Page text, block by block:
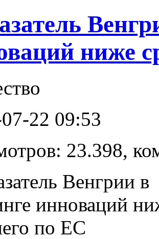
ниже
22 09:53
23.398,